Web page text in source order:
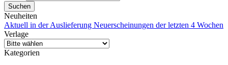
Neuheiten
Aktuell in der Auslieferung Neuerscheinungen der letzten 4 Wochen
Verlage
Kategorien